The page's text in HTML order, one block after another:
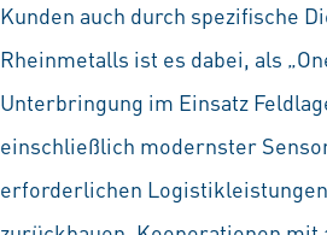
Kunden auch durch spezifische
Rheinmetalls ist es dabei, als
Unterbringung im Einsatz
einschließlich modernster
erforderlichen